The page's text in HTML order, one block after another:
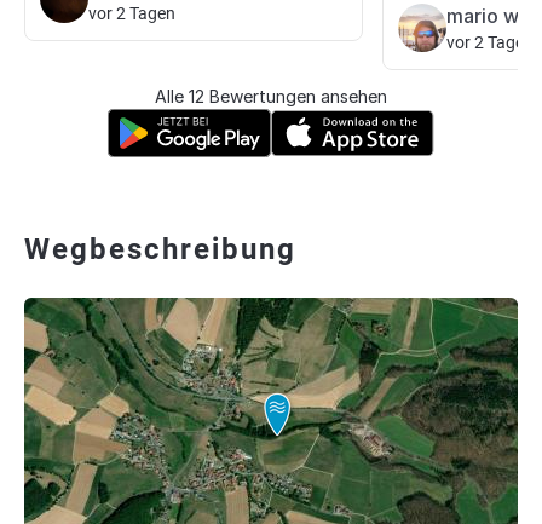
vor 2 Tagen mario
vor 2 Tagen
Alle 12 Bewertungen ansehen
Wegbeschreibung